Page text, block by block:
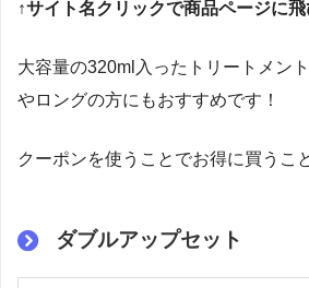
↑サイト名クリックで商品ページに飛
大容量の320ml入ったトリートメン
やロングの方にもおすすめです！
クーポンを使うことでお得に買うこ
ダブルアップセット